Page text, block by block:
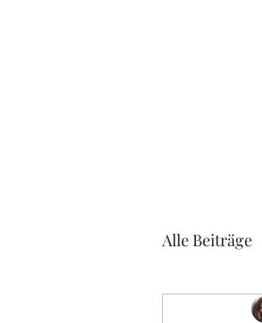
Alle Beiträge
FIDE